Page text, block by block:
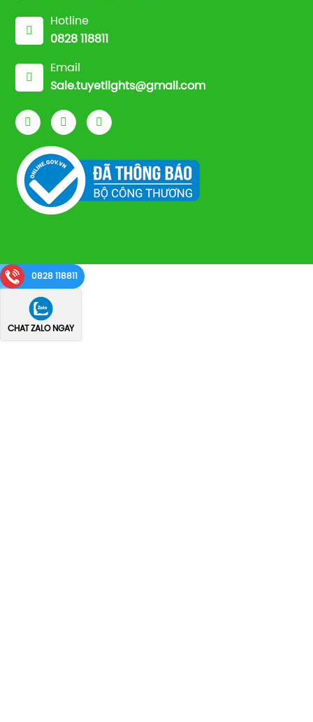
Hotline
0828 118811
Email
Sale.tuyetlights@gmail.com
0828 118811
CHAT ZALO NGAY